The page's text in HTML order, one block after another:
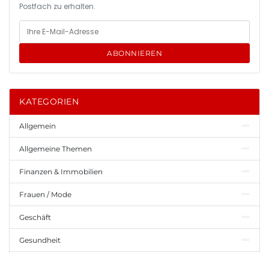
Postfach zu erhalten.
ABONNIEREN
KATEGORIEN
Allgemein
Allgemeine Themen
Finanzen & Immobilien
Frauen / Mode
Geschäft
Gesundheit